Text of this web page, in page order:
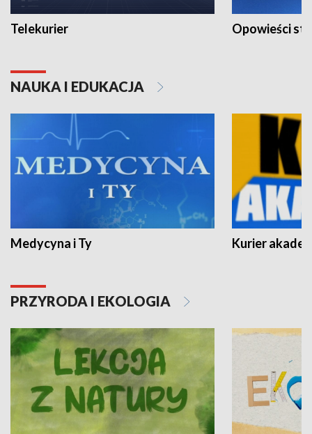
Telekurier Opowieści
NAUKA I EDUKACJA
Medycyna i Ty Kurier
PRZYRODA I EKOLOGIA